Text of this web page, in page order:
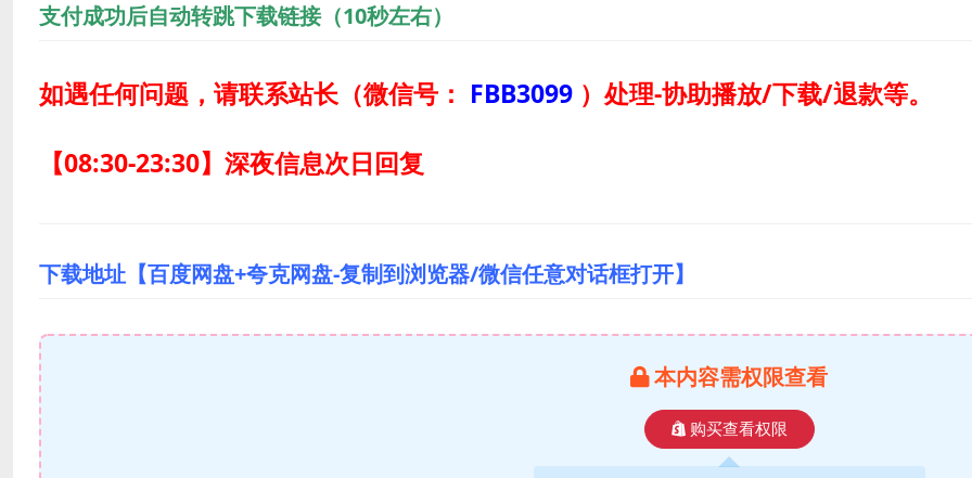
支付成功后自动转跳下载链接（10秒左右）
如遇任何问题，请联系站长（微信号： FBB3099 ） 处理-协助播放/下载/退款等。
【08:30-23:30】深夜信息次日回复
下载地址【百度网盘+夸克网盘-复制到浏览器/微信任意对话框打开】
本内容需权限查看
购买查看权限